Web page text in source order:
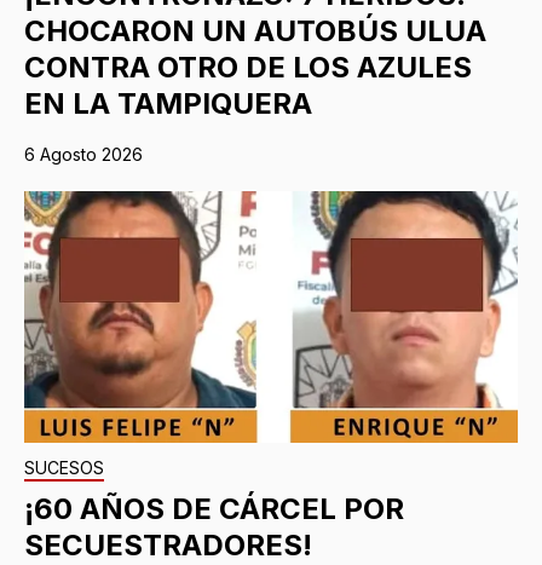
CHOCARON UN AUTOBÚS ULUA
CONTRA OTRO DE LOS AZULES
EN LA TAMPIQUERA
6 Agosto 2026
SUCESOS
¡60 AÑOS DE CÁRCEL POR
SECUESTRADORES!